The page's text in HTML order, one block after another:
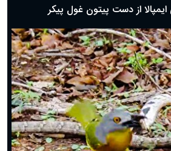
ایمپالا از دست پیتون غول پیکر